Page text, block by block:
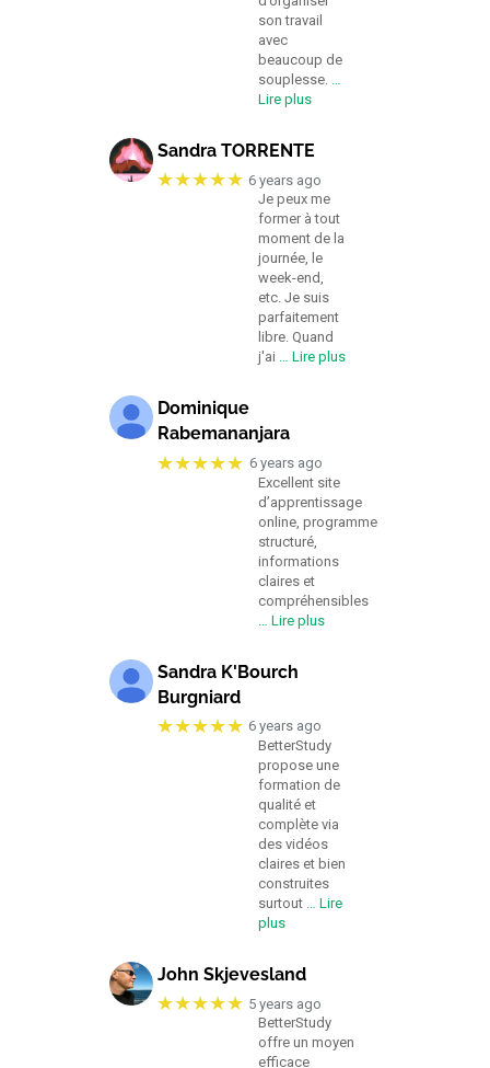
son travail
avec
beaucoup de
souplesse. …
Lire plus
Sandra TORRENTE
★★★★★ 6 years ago
Je peux me
former à tout
moment de la
journée, le
week-end,
etc. Je suis
parfaitement
libre. Quand
j'ai … Lire plus
Dominique
Rabemananjara
★★★★★ 6 years ago
Excellent site
d’apprentissage
online, programme
structuré,
informations
claires et
compréhensibles
… Lire plus
Sandra K'Bourch
Burgniard
★★★★★ 6 years ago
BetterStudy
propose une
formation de
qualité et
complète via
des vidéos
claires et bien
construites
surtout
… Lire
plus
John Skjevesland
★★★★★ 5 years ago
BetterStudy
offre un moyen
efficace